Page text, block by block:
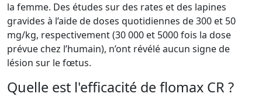
la femme. Des études sur des rates et des lapines
gravides à l’aide de doses quotidiennes de 300 et 50
mg/kg, respectivement (30 000 et 5000 fois la dose
prévue chez l’humain), n’ont révélé aucun signe de
lésion sur le fœtus.
Quelle est l'efficacité de flomax CR ?